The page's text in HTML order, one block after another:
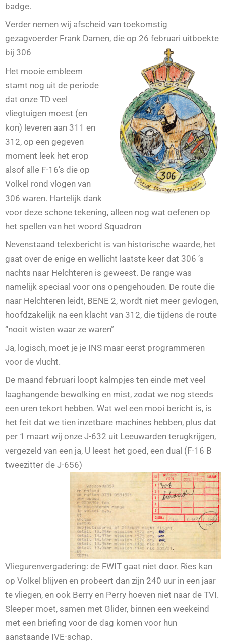
badge.
Verder nemen wij afscheid van toekomstig
gezagvoerder Frank Damen, die op 26 februari uitboekte
bij 306
Het mooie embleem
stamt nog uit de periode
dat onze TD veel
vliegtuigen moest (en
kon) leveren aan 311 en
312, op een gegeven
moment leek het erop
alsof alle F-16’s die op
Volkel rond vlogen van
306 waren. Hartelijk dank
voor deze schone tekening, alleen nog wat oefenen op
het spellen van het woord Squadron
Nevenstaand telexbericht is van historische waarde, het
gaat over de enige en wellicht laatste keer dat 306 ’s
nachts naar Helchteren is geweest. De range was
namelijk speciaal voor ons opengehouden. De route die
naar Helchteren leidt, BENE 2, wordt niet meer gevlogen,
hoofdzakelijk na een klacht van 312, die tijdens de route
“nooit wisten waar ze waren”
Ja, logisch, moet je je INS maar eerst programmeren
voor de vlucht.
De maand februari loopt kalmpjes ten einde met veel
laaghangende bewolking en mist, zodat we nog steeds
een uren tekort hebben. Wat wel een mooi bericht is, is
het feit dat we tien inzetbare machines hebben, plus dat
per 1 maart wij onze J-632 uit Leeuwarden terugkrijgen,
vergezeld van een ja, U leest het goed, een dual (F-16 B
tweezitter de J-656)
Vliegurenvergadering: de FWIT gaat niet door. Ries kan
op Volkel blijven en probeert dan zijn 240 uur in een jaar
te vliegen, en ook Berry en Perry hoeven niet naar de TVI.
Sleeper moet, samen met Glider, binnen een weekeind
met een briefing voor de dag komen voor hun
aanstaande IVE-schap.